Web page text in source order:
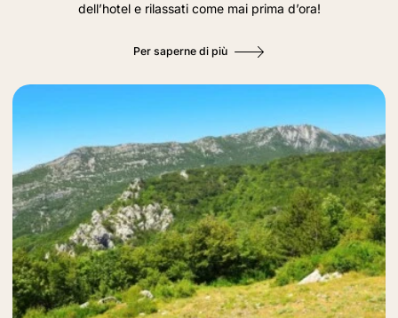
dell’hotel e rilassati come mai prima d’ora!
Per saperne di più